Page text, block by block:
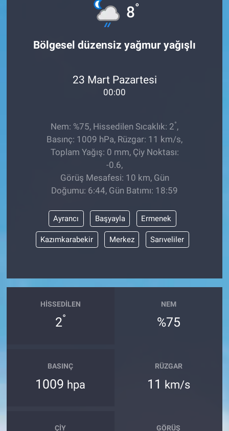
8°
Bölgesel düzensiz yağmur yağışlı
23 Mart Pazartesi
00:00
Nem: %75, Hissedilen Sıcaklık: 2°,
Basınç: 1009 hPa, Rüzgar: 11 km/s,
Toplam Yağış: 0 mm, Çiy Noktası:
-0.6,
Görüş Mesafesi: 10 km, Gün
Doğumu: 6:44, Gün Batımı: 18:59
Ayrancı Başyayla Ermenek
Kazımkarabekir Merkez Sarıveliler
HISSEDILEN
2°
NEM
%75
BASINÇ
1009 hpa
RÜZGAR
11 km/s
ÇIY GÖRÜŞ